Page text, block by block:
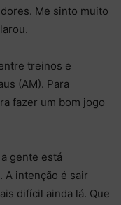
Me sinto muito
treinos e
(AM). Para
fazer um bom jogo
gente está
A intenção é sair
difícil ainda lá. Que